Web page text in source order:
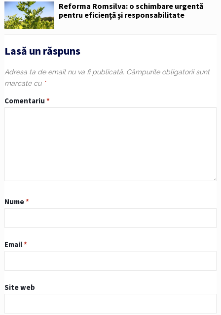
Reforma Romsilva: o schimbare urgentă
pentru eficiență și responsabilitate
Lasă un răspuns
Adresa ta de email nu va fi publicată. Câmpurile obligatorii sunt
marcate cu *
Comentariu *
Nume*
Email*
Site web